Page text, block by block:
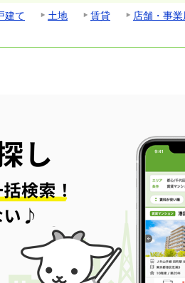
建て 土地 賃貸
店舗・事業